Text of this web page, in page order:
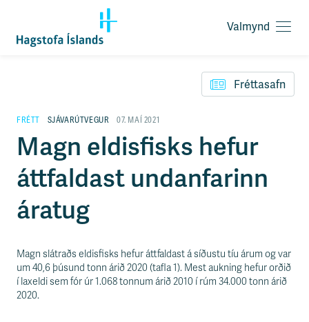
O
v
m
y
d
Valmynd
Fréttasafn
FRÉTT SJÁVARÚTVEGUR 07. MAÍ 2021
Magn eldisfisks hefur
áttfaldast undanfarinn
áratug
Magn slátraðs eldisfisks hefur áttfaldast á síðustu tíu árum og var
um 40,6 þúsund tonn árið 2020 (tafla 1). Mest aukning hefur orðið
í laxeldi sem fór úr 1.068 tonnum árið 2010 í rúm 34.000 tonn árið
2020.